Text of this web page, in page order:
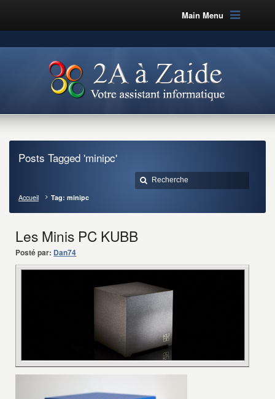
Main Menu
Posts Tagged 'minipc'
Accueil Tag: minipc
Les Minis PC KUBB
Posté par: Dan74